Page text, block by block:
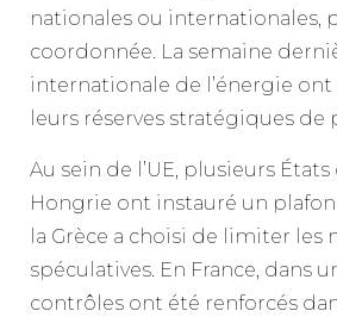
nationales ou internationales,
coordonnée. La semaine
internationale de l’énergie
leurs réserves stratégiques
Au sein de l’UE, plusieurs
Hongrie ont instauré un
la Grèce a choisi de limiter
spéculatives. En France, dans
contrôles ont été renforcés